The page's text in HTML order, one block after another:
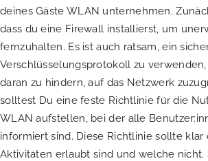
deines Gäste WLAN unternehmen.
dass du eine Firewall installierst, um
fernzuhalten. Es ist auch ratsam, ein
Verschlüsselungsprotokoll zu
daran zu hindern, auf das Netzwerk
solltest Du eine feste Richtlinie für die
WLAN aufstellen, bei der alle
informiert sind. Diese Richtlinie sollte
Aktivitäten erlaubt sind und welche